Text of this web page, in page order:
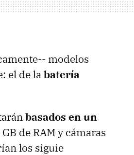
modelos
el de labatería
basados en un
de RAM y cámaras
los siguie